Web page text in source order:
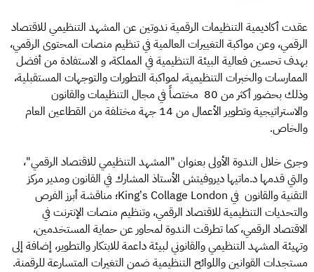
عقدت أكاديمية التنظيمات الرقمية ندوتين عن المشهد التنظيمي للاقتصاد
الرقمي، وعن مواكبة التغييرات العالمية في تنظيم منصات المحتوى الرقمي،
بهدف تحسين فعالية البيئة التنظيمية في المملكة، و الاستفادة من أفضل
الممارسات والخبرات التنظيمية، لمواكبة التطورات والتوجهات المستقبلية،
وذلك بحضور أكثر من 80 مختصاً في مجال التنظيمات والقانون
والاستراتيجية وتطوير الأعمال من 14 جهة مختلفة من القطاعين العام
والخاص.
وجرى خلال الندوة الأولى بعنوان "المشهد التنظيمي للاقتصاد الرقمي"،
والتي قدمها د.ماتيها ديروفيتش الأستاذ المشارك في القانون ومدير مركز
التقنية والقانون في King’s Collage London؛ مناقشة أبرز الفرص
والتحديات التنظيمية للاقتصاد الرقمي، وتنظيم منصات الإنترنت في
الاقتصاد الرقمي، كما تطرقت الندوة لمحاور عن حماية المستخدمين،
وتهيئة المشهد التنظيمي والقانوني لبيئة داعمة للابتكار والتطوير، إضافة إلى
مستجدات القوانين واللوائح التنظيمية ضمن التغيرات المتسارعة للرقمنة.